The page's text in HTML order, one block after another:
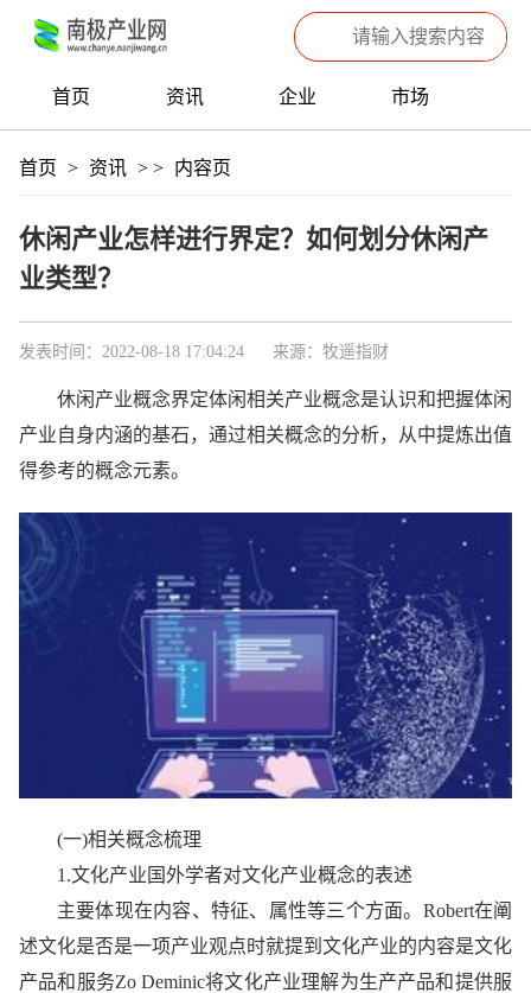
首页 资讯 企业 市场
首页 > 资讯 > > 内容页
休闲产业怎样进行界定？如何划分休闲产
业类型？
发表时间：2022-08-18 17:04:24 来源：牧遥指财
休闲产业概念界定体闲相关产业概念是认识和把握体闲
产业自身内涵的基石，通过相关概念的分析，从中提炼出值
得参考的概念元素。
(一)相关概念梳理
1.文化产业国外学者对文化产业概念的表述
主要体现在内容、特征、属性等三个方面。Robert在阐
述文化是否是一项产业观点时就提到文化产业的内容是文化
产品和服务Zo Deminic将文化产业理解为生产产品和提供服